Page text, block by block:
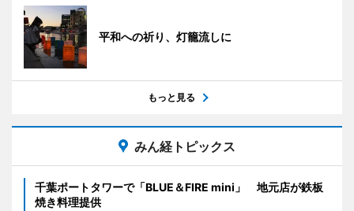
平和への祈り、灯籠流しに
もっと見る
みん経トピックス
千葉ポートタワーで「BLUE＆FIRE mini」 地元店が鉄板
焼き料理提供